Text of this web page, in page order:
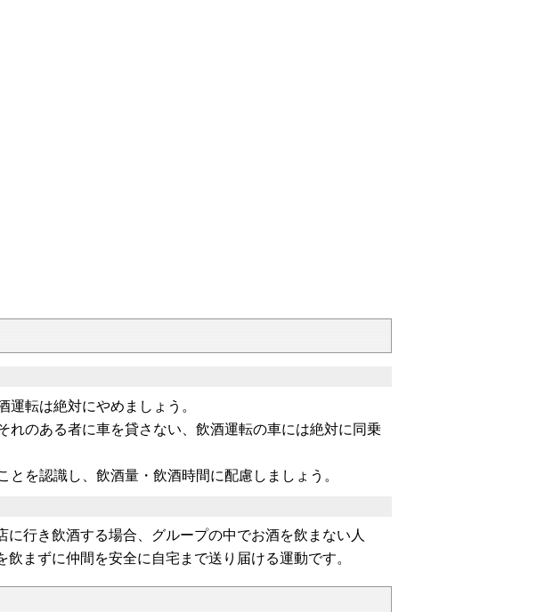
転は絶対にやめましょう。
のある者に車を貸さない、飲酒運転の車には絶対に同乗
を認識し、飲酒量・飲酒時間に配慮しましょう。
行き飲酒する場合、グループの中でお酒を飲まない人
飲まずに仲間を安全に自宅まで送り届ける運動です。